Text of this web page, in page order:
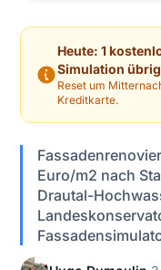
Heute: 1
Simulation übrig
Reset um
Kreditkarte.
Euro/m2 nach
Drautal-